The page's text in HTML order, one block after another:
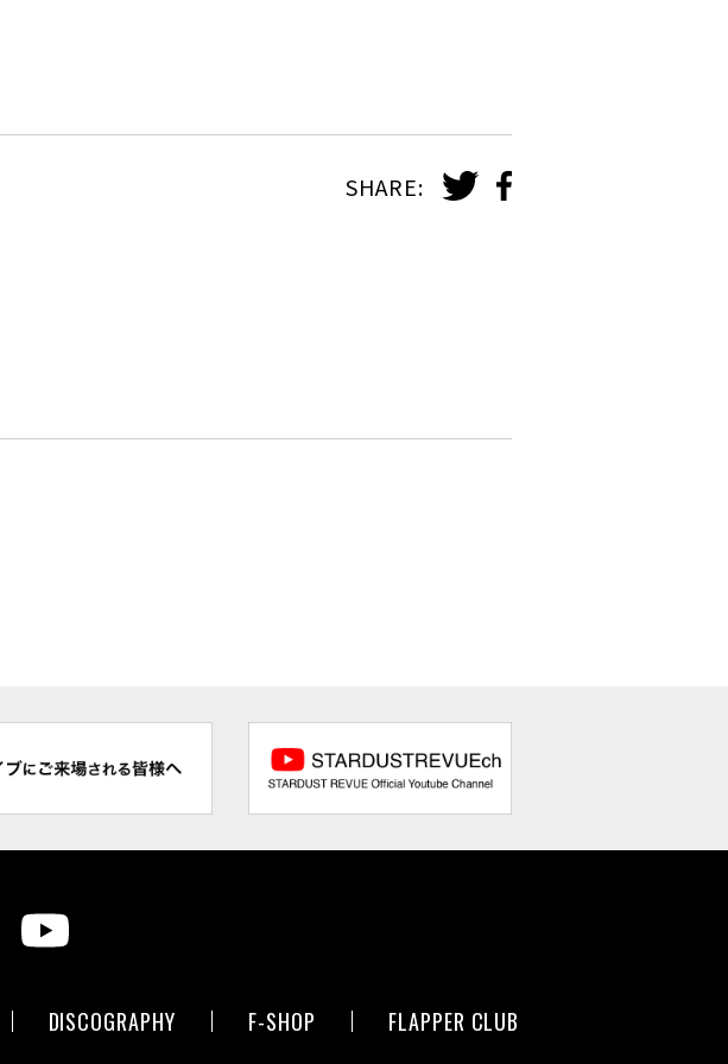
SHARE:
DISCOGRAPHY F-SHOP FLAPPER CLUB